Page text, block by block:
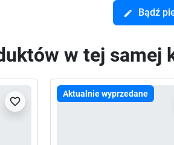
edit Bądź
w tej samej
favorite_border
Aktualnie wyprzedane